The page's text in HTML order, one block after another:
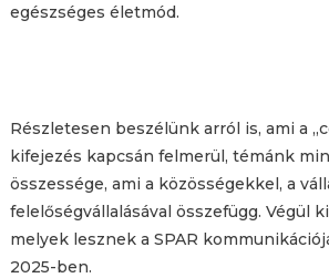
egészséges életmód.
Részletesen beszélünk arról is, ami a
kifejezés kapcsán felmerül, témánk
összessége, ami a közösségekkel, a
felelőségvállalásával összefügg. Végül
melyek lesznek a SPAR
2025-ben.